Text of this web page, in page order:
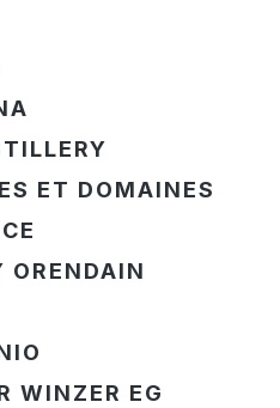
ET DOMAINES
ORENDAIN
WINZER EG